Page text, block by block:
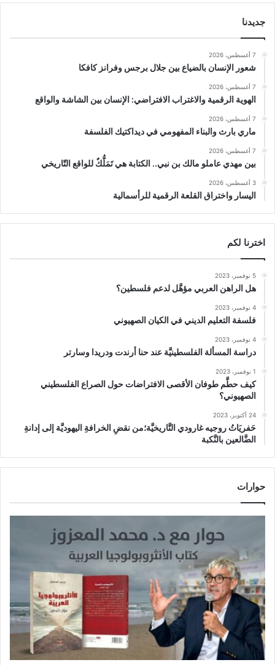
جديدنا
7 أغسطس، 2026
شعور الإنسان بالضياع بين جلال برجس وفرانز كافكا
7 أغسطس، 2026
الهوية الرقمية والاغتراب الافتراضي: الإنسان بين الشاشة والواقع
7 أغسطس، 2026
ماري بارث والبناء المفهومي في ديداكتيك الفلسفة
7 أغسطس، 2026
بين مهدي عاملو مالك بن نبي.. الكتابة هي تَمَلُّكٌ للواقع التّاريخي
3 أغسطس، 2026
اليسار واختراق القلعة الرقمية للرأسمالية
اخترنا لكم
5 نوفمبر، 2023
هل الراهن العربي مؤهَّل لدعم فلسطين؟
4 نوفمبر، 2023
فلسفة التعليم الديني في الكيان الصهيوني
4 نوفمبر، 2023
دراسة المسألة الفلسطينيَّة عند حنا أرندت ودريدا وسارتر
1 نوفمبر، 2023
كيف حطَّم طوفان الأقصى الافتراضات حول الصراع الفلسطيني
الصهيوني؟
24 أكتوبر، 2023
حَفريَاتُ روجيه غارودي التَّاريخيَّة؛من نقضِ الخرافةِ اليهوديَّة إلى إدانةِ
الضَّالعين بالنَّكبة
حوارات